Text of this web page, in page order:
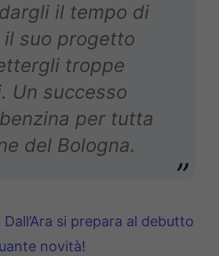
il tempo di
suo progetto
troppe
Un successo
per tutta
del Bologna.
Dall’Ara si prepara al debutto
novità!